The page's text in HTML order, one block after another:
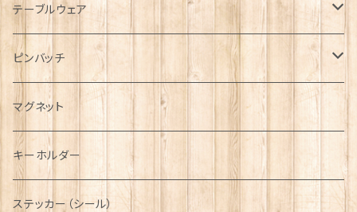
キャップ
ハンチング帽
キャスケット
ディアストーカー
ニット帽
Tシャツ
マフラー
タータン【Bronte by Moon】
タータン【Glencroft】
ボタンラップマフラー【Aran Traditions】
サッシュ
スカーフ
ファッションマスク
ブローチ
ペンダント
チャーム
その他のアクセサリー
インテリア置物
ラブスプーン
ラブスプーン【SION LLEWELLYN】
ラブスプーン【PAUL CURTIS】
ファブリック
テーブルウェア
ティータオル
ペーパーナプキン
ティーコジー
その他テーブルウェア
ピンバッチ
ジェネラルデザイン
乗り物
動物＆植物
ミリタリー
NAVY
ピューター
マグネット
キーホルダー
ステッカー（シール）